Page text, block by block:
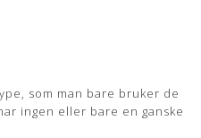
og åndbar overflade som
samt det
sår, ar og stikmærker, som
liv.
som man bare bruker de
ingen eller bare en ganske